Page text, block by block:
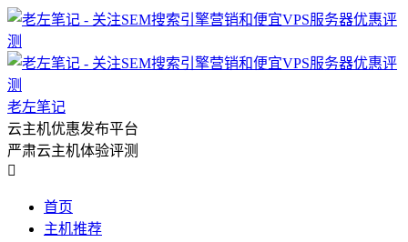
老左笔记
云主机优惠发布平台
严肃云主机体验评测

首页
主机推荐